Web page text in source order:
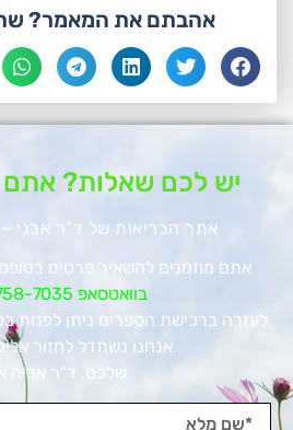
אהבתם את המאמר?
יש לכם שאלות? אתם
אתר הבריאות של ד"ר אבני
אתם מוזמנים להשאיר פרטים
בוואטסאפ 053-758-7035
לעזרה ברכישת הספרים ניתן לפנות
אנחנו נשתדל לחזור
שלכם, ד"ר אריה